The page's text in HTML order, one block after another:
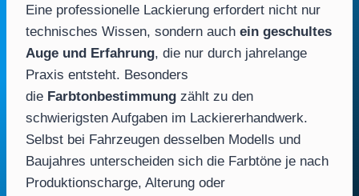
Eine professionelle Lackierung erfordert nicht nur
technisches Wissen, sondern auch ein geschultes
Auge und Erfahrung, die nur durch jahrelange
Praxis entsteht. Besonders
die Farbtonbestimmung zählt zu den
schwierigsten Aufgaben im Lackiererhandwerk.
Selbst bei Fahrzeugen desselben Modells und
Baujahres unterscheiden sich die Farbtöne je nach
Produktionscharge, Alterung oder